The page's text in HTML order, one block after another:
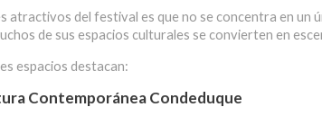
atractivos del festival es que no se concentra en un
de sus espacios culturales se convierten en
espacios destacan:
Contemporánea Condeduque